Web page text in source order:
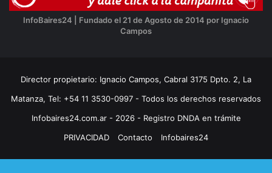
InfoBaires24 | Fundado el 21 de Agosto de 2014 por Ignacio
Campos
Director propietario: Ignacio Campos, Cabral 3175 Dpto. 2, La
Matanza, Tel: +54 11 3530-0997 - Todos los derechos reservados
Infobaires24.com.ar - 2026 - Registro DNDA en trámite
PRIVACIDAD
Contacto Infobaires24